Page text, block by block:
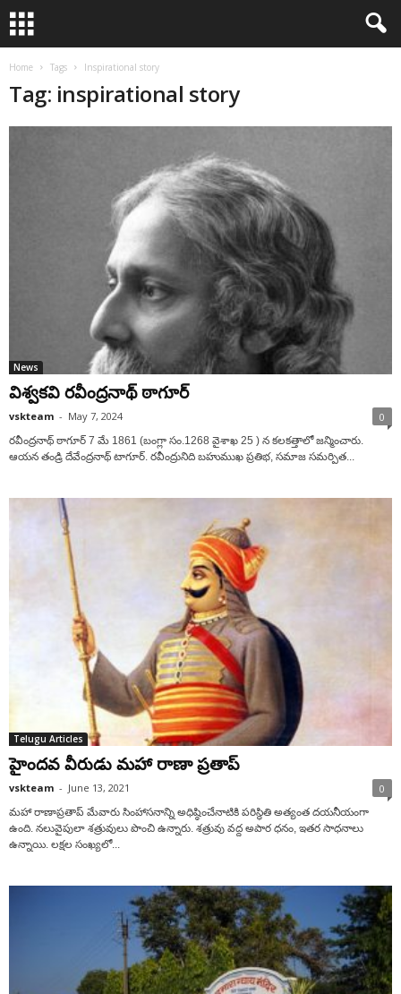
Home Tags Inspirational story
Tag: inspirational story
News
విశ్వకవి రవీంద్రనాథ్ ఠాగూర్
vskteam - May 7, 2024 0
రవీంద్రనాథ్ ఠాగూర్ 7 మే 1861 (బంగ్లా సం.1268 వైశాఖ 25 ) న కలకత్తాలో జన్మించారు.
ఆయన తండ్రి దేవేంద్రనాథ్ టాగూర్. రవీంద్రునిది బహుముఖ ప్రతిభ, సమాజ సమర్పిత...
Telugu Articles
హైందవ వీరుడు మహా రాణా ప్రతాప్‌
vskteam - June 13, 2021 0
మహా రాణాప్రతాప్‌ మేవారు సింహాసనాన్ని అధిష్ఠించేనాటికి పరిస్థితి అత్యంత దయనీయంగా
ఉంది. నలువైపులా శత్రువులు పొంచి ఉన్నారు. శత్రువు వద్ద అపార ధనం, ఇతర సాధనాలు
ఉన్నాయి. లక్షల సంఖ్యలో...